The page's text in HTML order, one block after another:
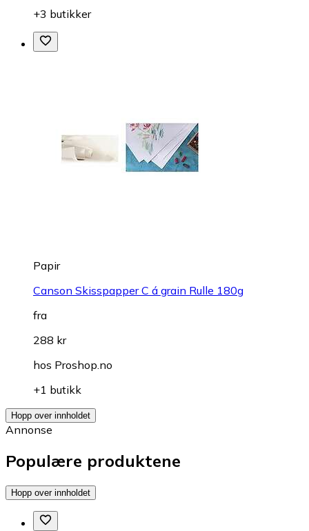
+3 butikker
Papir
Canson Skisspapper C á grain Rulle 180g
fra
288 kr
hos Proshop.no
+1 butikk
Hopp over innholdet
Annonse
Populære produktene
Hopp over innholdet